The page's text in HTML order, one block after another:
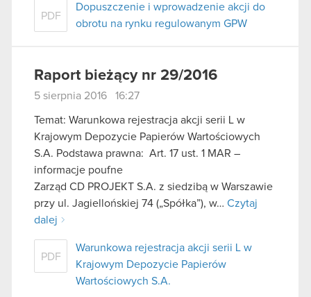
PDF
Dopuszczenie i wprowadzenie akcji do
obrotu na rynku regulowanym GPW
Raport bieżący nr 29/2016
5 sierpnia 2016 16:27
Temat: Warunkowa rejestracja akcji serii L w
Krajowym Depozycie Papierów Wartościowych
S.A. Podstawa prawna: Art. 17 ust. 1 MAR –
informacje poufne
Zarząd CD PROJEKT S.A. z siedzibą w Warszawie
przy ul. Jagiellońskiej 74 („Spółka”), w… Czytaj
dalej
PDF
Warunkowa rejestracja akcji serii L w
Krajowym Depozycie Papierów
Wartościowych S.A.